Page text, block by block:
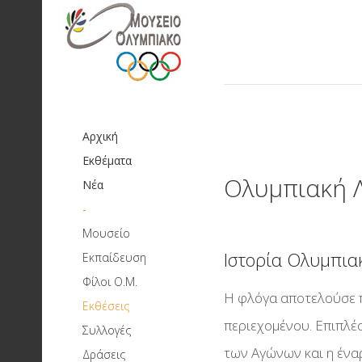
Ολυμπιακή
Ιστορία
Η φλόγα αποτελούσε
περιεχομένου.
των Αγώνων και η
Αρχική
Εκθέματα
Νέα
-
Μουσείο
Διοικητικό Συμβούλιο
Κτιριακές Εγκαταστάσεις
Εκπαίδευση
Μουσειοπαιδαγωγικά
Δευτεροβάθμια Εκπαίδευση
Φίλοι Ο.Μ.
Εκθέσεις
Ολυμπιακοί
ιστορίας
Συλλογές Συλλεκτική πολιτική
Δράσεις Τρέχουσες ΔράσειςPeace Project